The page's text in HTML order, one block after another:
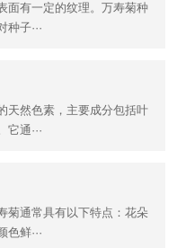
面有一定的纹理。万寿菊种
子···
天然色素，主要成分包括叶
通···
菊通常具有以下特点：花朵
鲜···